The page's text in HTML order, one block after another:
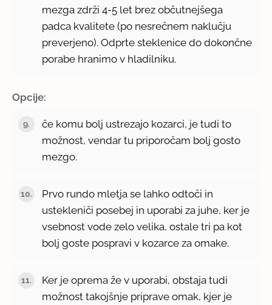
mezga zdrži 4-5 let brez občutnejšega
padca kvalitete (po nesrečnem naklučju
preverjeno). Odprte steklenice do dokončne
porabe hranimo v hladilniku.
Opcije:
če komu bolj ustrezajo kozarci, je tudi to
možnost, vendar tu priporočam bolj gosto
mezgo.
Prvo rundo mletja se lahko odtoči in
ustekleniči posebej in uporabi za juhe, ker je
vsebnost vode zelo velika, ostale tri pa kot
bolj goste pospravi v kozarce za omake.
Ker je oprema že v uporabi, obstaja tudi
možnost takojšnje priprave omak, kjer je